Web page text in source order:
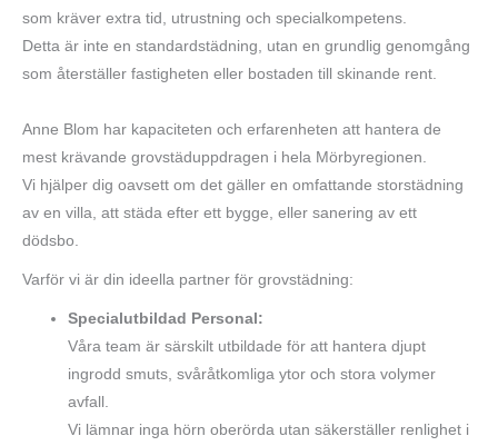
som kräver extra tid, utrustning och specialkompetens.
Detta är inte en standardstädning, utan en grundlig genomgång
som återställer fastigheten eller bostaden till skinande rent.
Anne Blom har kapaciteten och erfarenheten att hantera de
mest krävande grovstäduppdragen i hela Mörbyregionen.
Vi hjälper dig oavsett om det gäller en omfattande storstädning
av en villa, att städa efter ett bygge, eller sanering av ett
dödsbo.
Varför vi är din ideella partner för grovstädning:
Specialutbildad Personal:
Våra team är särskilt utbildade för att hantera djupt
ingrodd smuts, svåråtkomliga ytor och stora volymer
avfall.
Vi lämnar inga hörn oberörda utan säkerställer renlighet i